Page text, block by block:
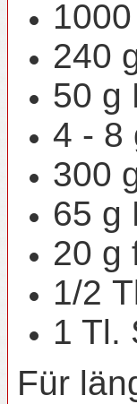
240
50 g
4 - 8
300
65 g
20 g
1/2
1 Tl.
Für